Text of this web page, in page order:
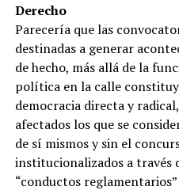
Derecho
Parecería que las
destinadas a generar
de hecho, más allá de la
política en la calle
democracia directa y
afectados los que se
de sí mismos y sin el
institucionalizados a través
“conductos